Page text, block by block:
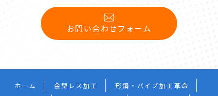
お問い合わせフォーム
ホーム 金型レス加工
形鋼・パイプ加工革命